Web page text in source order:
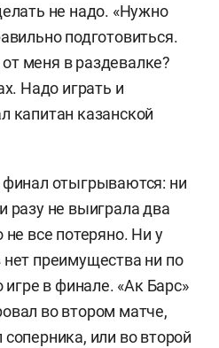
не надо. «Нужно
подготовиться.
меня в раздевалке?
Надо играть и
капитан казанской
отыгрываются: ни
разу не выиграла два
все потеряно. Ни у
преимущества ни по
игре в финале. «Ак Барс»
во втором матче,
или во второй